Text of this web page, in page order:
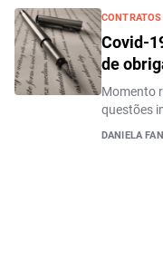
CONTRATOS
Covid-
de
Momento
questões
DANIELA